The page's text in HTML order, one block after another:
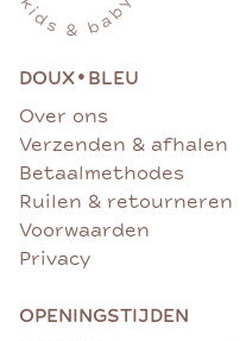
DOUX• BLEU
Over ons
Verzenden & afhalen
Betaalmethodes
Ruilen & retourneren
Voorwaarden
Privacy
OPENINGSTIJDEN